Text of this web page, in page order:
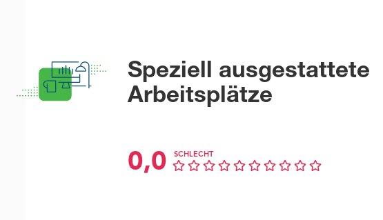
Speziell ausgestattete
Arbeitsplätze
0,0 SCHLECHT